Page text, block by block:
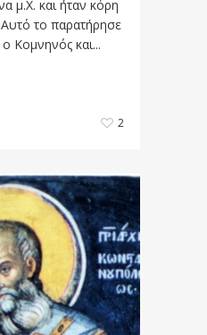
μ.Χ. και ήταν κόρη
το παρατήρησε
Κομνηνός και...
2